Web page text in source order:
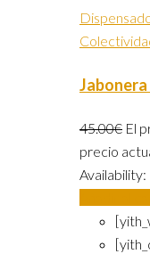
45.00€ El
precio
Availability: